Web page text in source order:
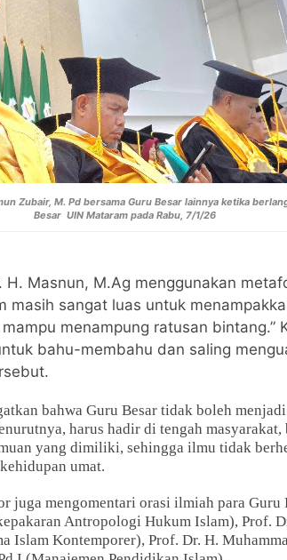
Zubair, M. Pd bersama Guru Besar lainnya ketika
Besar UIN Mataram pada Rabu, 7/1/26
H. Masnun, M.Ag menggunakan
masih sangat luas untuk
menampung ratusan bintang.”
bahu-membahu dan saling
bahwa Guru Besar tidak boleh
harus hadir di tengah
yang dimiliki, sehingga ilmu tidak
umat.
juga mengomentari orasi ilmiah para
Antropologi Hukum Islam), Prof.
Islam Kontemporer), Prof. Dr. H.